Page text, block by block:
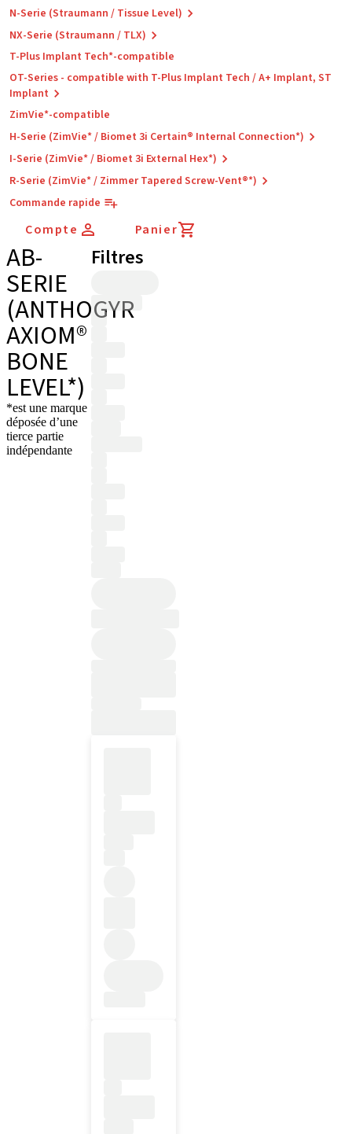
N-Serie (Straumann / Tissue Level)
NX-Serie (Straumann / TLX)
T-Plus Implant Tech*-compatible
OT-Series - compatible with T-Plus Implant Tech / A+ Implant, ST
Implant
ZimVie*-compatible
H-Serie (ZimVie* / Biomet 3i Certain® Internal Connection*)
I-Serie (ZimVie* / Biomet 3i External Hex*)
R-Serie (ZimVie* / Zimmer Tapered Screw-Vent®*)
Commande rapide
Compte Panier
AB-
SERIE
(ANTHOGYR
AXIOM®
BONE
LEVEL*)
*est une marque
déposée d’une
tierce partie
indépendante
Filtres